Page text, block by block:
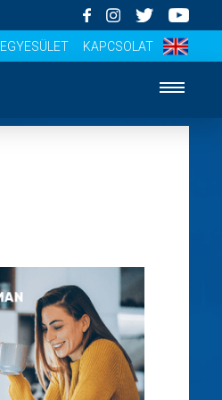
EGYESÜLET KAPCSOLAT